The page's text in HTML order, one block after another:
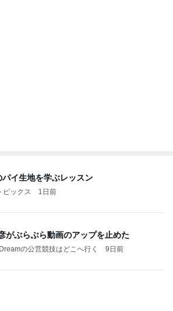
められたレストラン